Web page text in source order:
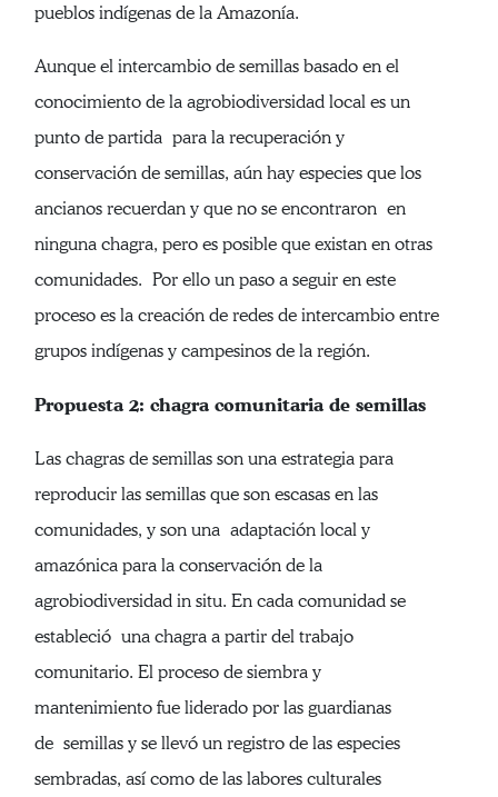
pueblos indígenas de la Amazonía.
Aunque el intercambio de semillas basado en el
conocimiento de la agrobiodiversidad local es un
punto de partida para la recuperación y
conservación de semillas, aún hay especies que los
ancianos recuerdan y que no se encontraron en
ninguna chagra, pero es posible que existan en otras
comunidades. Por ello un paso a seguir en este
proceso es la creación de redes de intercambio entre
grupos indígenas y campesinos de la región.
Propuesta 2: chagra comunitaria de semillas
Las chagras de semillas son una estrategia para
reproducir las semillas que son escasas en las
comunidades, y son una adaptación local y
amazónica para la conservación de la
agrobiodiversidad in situ. En cada comunidad se
estableció una chagra a partir del trabajo
comunitario. El proceso de siembra y
mantenimiento fue liderado por las guardianas
de semillas y se llevó un registro de las especies
sembradas, así como de las labores culturales